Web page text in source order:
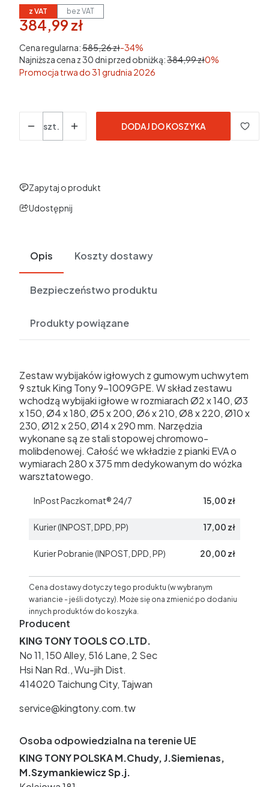
z VAT bez VAT
384,99 zł
w tym 23% VAT
23%
Cena regularna:585,26 zł-34%
Najniższa cena z 30 dni przed obniżką:384,99 zł0%
Promocja trwa do 31 grudnia 2026
szt.
DODAJ DO KOSZYKA
Zapytaj o produkt
Udostępnij
Opis Koszty dostawy
Bezpieczeństwo produktu
Produkty powiązane
Zestaw wybijaków igłowych z gumowym uchwytem
9 sztuk King Tony 9-1009GPE. W skład zestawu
wchodzą wybijaki igłowe w rozmiarach Ø2 x 140, Ø3
x 150, Ø4 x 180, Ø5 x 200, Ø6 x 210, Ø8 x 220, Ø10 x
230, Ø12 x 250, Ø14 x 290 mm. Narzędzia
wykonane są ze stali stopowej chromowo-
molibdenowej. Całość we wkładzie z pianki EVA o
wymiarach 280 x 375 mm dedykowanym do wózka
warsztatowego.
InPost Paczkomat® 24/7 15,00 zł
Kurier (INPOST, DPD, PP) 17,00 zł
Kurier Pobranie (INPOST, DPD, PP) 20,00 zł
Cena dostawy dotyczy tego produktu (w wybranym
wariancie - jeśli dotyczy). Może się ona zmienić po dodaniu
innych produktów do koszyka.
Producent
KING TONY TOOLS CO.LTD.
No 11, 150 Alley, 516 Lane, 2 Sec
Hsi Nan Rd., Wu-jih Dist.
414020 Taichung City, Tajwan
service@kingtony.com.tw
Osoba odpowiedzialna na terenie UE
KING TONY POLSKA M.Chudy, J.Siemienas,
M.Szymankiewicz Sp.j.